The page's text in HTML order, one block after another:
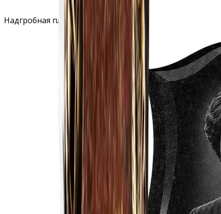
Надгробная плита